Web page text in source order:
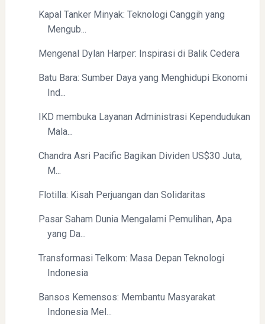
Kapal Tanker Minyak: Teknologi Canggih yang
Mengub...
Mengenal Dylan Harper: Inspirasi di Balik Cedera
Batu Bara: Sumber Daya yang Menghidupi Ekonomi
Ind...
IKD membuka Layanan Administrasi Kependudukan
Mala...
Chandra Asri Pacific Bagikan Dividen US$30 Juta,
M...
Flotilla: Kisah Perjuangan dan Solidaritas
Pasar Saham Dunia Mengalami Pemulihan, Apa
yang Da...
Transformasi Telkom: Masa Depan Teknologi
Indonesia
Bansos Kemensos: Membantu Masyarakat
Indonesia Mel...